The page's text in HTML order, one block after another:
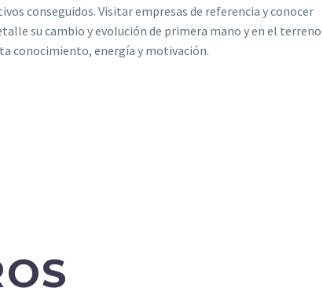
conseguidos. Visitar empresas de referencia y conocer
su cambio y evolución de primera mano y en el terreno
conocimiento, energía y motivación.